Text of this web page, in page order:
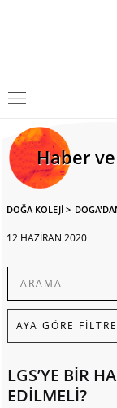
Haber
DOĞA KOLEJİ >
12 HAZİRAN 2020
LGS’YE BİR
EDİLMELİ?